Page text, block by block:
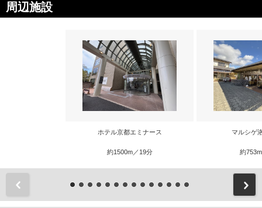
周辺施設
ホテル京都エミナース
約1500m／19分
マルシゲ
約